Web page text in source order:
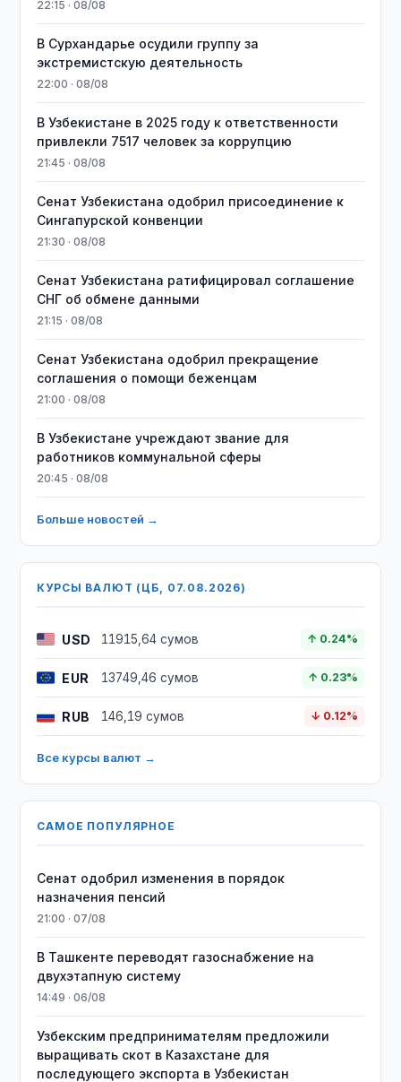
22:15 · 08/08
В Сурхандарье осудили группу за
экстремистскую деятельность
22:00 · 08/08
В Узбекистане в 2025 году к ответственности
привлекли 7517 человек за коррупцию
21:45 · 08/08
Сенат Узбекистана одобрил присоединение к
Сингапурской конвенции
21:30 · 08/08
Сенат Узбекистана ратифицировал соглашение
СНГ об обмене данными
21:15 · 08/08
Сенат Узбекистана одобрил прекращение
соглашения о помощи беженцам
21:00 · 08/08
В Узбекистане учреждают звание для
работников коммунальной сферы
20:45 · 08/08
Больше новостей →
КУРСЫ ВАЛЮТ (ЦБ, 07.08.2026)
USD 11915,64 сумов ↑ 0.24%
EUR 13749,46 сумов ↑ 0.23%
RUB 146,19 сумов ↓ 0.12%
Все курсы валют →
САМОЕ ПОПУЛЯРНОЕ
Сенат одобрил изменения в порядок
назначения пенсий
21:00 · 07/08
В Ташкенте переводят газоснабжение на
двухэтапную систему
14:49 · 06/08
Узбекским предпринимателям предложили
выращивать скот в Казахстане для
последующего экспорта в Узбекистан